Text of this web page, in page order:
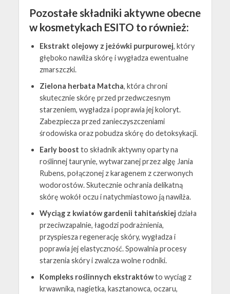
Pozostałe składniki aktywne obecne
w kosmetykach ESITO to również:
Ekstrakt olejowy z jeżówki purpurowej, który
głęboko nawilża skórę i wygładza ewentualne
zmarszczki.
Zielona herbata Matcha, która chroni
skutecznie skórę przed przedwczesnym
starzeniem, wygładza i poprawia jej koloryt.
Zabezpiecza przed zanieczyszczeniami
środowiska oraz pobudza skórę do detoksykacji.
Early boost to składnik aktywny oparty na
roślinnej taurynie, wytwarzanej przez algę Jania
Rubens, połączonej z karagenem z czerwonych
wodorostów. Skutecznie ochrania delikatną
skórę wokół oczu i natychmiastowo ją nawilża.
Wyciąg z kwiatów gardenii tahitańskiej działa
przeciwzapalnie, łagodzi podrażnienia,
przyspiesza regenerację skóry, wygładza i
poprawia jej elastyczność. Spowalnia procesy
starzenia skóry i zwalcza wolne rodniki.
Kompleks roślinnych ekstraktówto wyciąg z
krwawnika, nagietka, kasztanowca, oczaru,